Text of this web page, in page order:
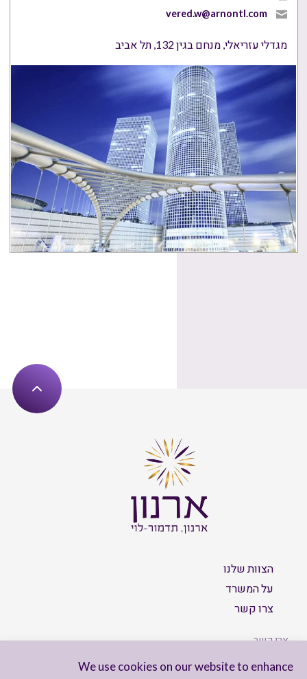
We use cookies on our website to enhance
vered.w@arnontl.com
מגדלי עזריאלי, מנחם בגין 132, תל אביב
הצוות שלנו
על המשרד
צרו קשר
צרו קשר